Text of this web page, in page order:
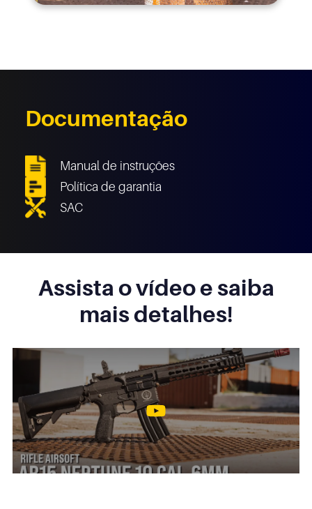
Documentação
Manual de instruções
Política de garantia
SAC
Assista o vídeo e saiba
mais detalhes!